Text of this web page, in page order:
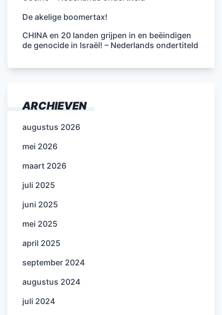
De akelige boomertax!
CHINA en 20 landen grijpen in en beëindigen
de genocide in Israël! – Nederlands ondertiteld
ARCHIEVEN
augustus 2026
mei 2026
maart 2026
juli 2025
juni 2025
mei 2025
april 2025
september 2024
augustus 2024
juli 2024